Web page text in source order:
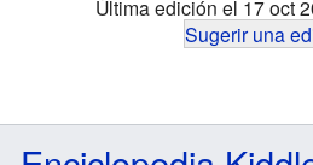
Última edición el 17 oct
Sugerir una